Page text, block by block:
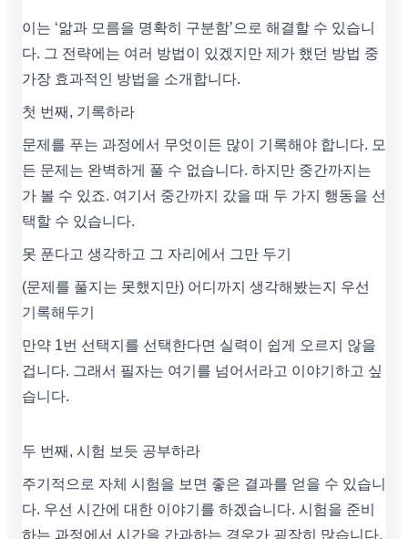
이는 ‘앎과 모름을 명확히 구분함’으로 해결할 수 있습니
다. 그 전략에는 여러 방법이 있겠지만 제가 했던 방법 중
가장 효과적인 방법을 소개합니다.
첫 번째, 기록하라
문제를 푸는 과정에서 무엇이든 많이 기록해야 합니다. 모
든 문제는 완벽하게 풀 수 없습니다. 하지만 중간까지는
가 볼 수 있죠. 여기서 중간까지 갔을 때 두 가지 행동을 선
택할 수 있습니다.
못 푼다고 생각하고 그 자리에서 그만 두기
(문제를 풀지는 못했지만) 어디까지 생각해봤는지 우선
기록해두기
만약 1번 선택지를 선택한다면 실력이 쉽게 오르지 않을
겁니다. 그래서 필자는 여기를 넘어서라고 이야기하고 싶
습니다.
두 번째, 시험 보듯 공부하라
주기적으로 자체 시험을 보면 좋은 결과를 얻을 수 있습니
다. 우선 시간에 대한 이야기를 하겠습니다. 시험을 준비
하는 과정에서 시간을 간과하는 경우가 굉장히 많습니다.